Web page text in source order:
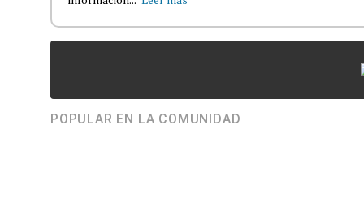
POPULAR EN LA COMUNIDAD